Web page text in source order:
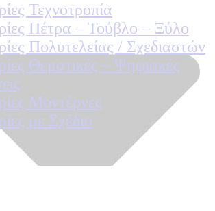
Τεχνοτροπία
Πέτρα – Τούβλο – Ξύλο
Πολυτελείας / Σχεδιαστών
Θεματικές – Ψηφιακές
Μοντέρνες
με Σχέδιο